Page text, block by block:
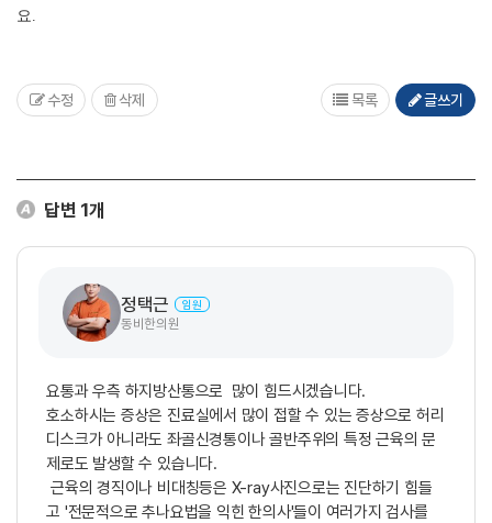
요.
수정 삭제 목록 글쓰기
답변 1개
정택근 임원
동비한의원
요통과 우측 하지방산통으로 많이 힘드시겠습니다.
호소하시는 증상은 진료실에서 많이 접할 수 있는 증상으로 허리
디스크가 아니라도 좌골신경통이나 골반주위의 특정 근육의 문
제로도 발생할 수 있습니다.
근육의 경직이나 비대칭등은 X-ray사진으로는 진단하기 힘들
고 '전문적으로 추나요법을 익힌 한의사'들이 여러가지 검사를